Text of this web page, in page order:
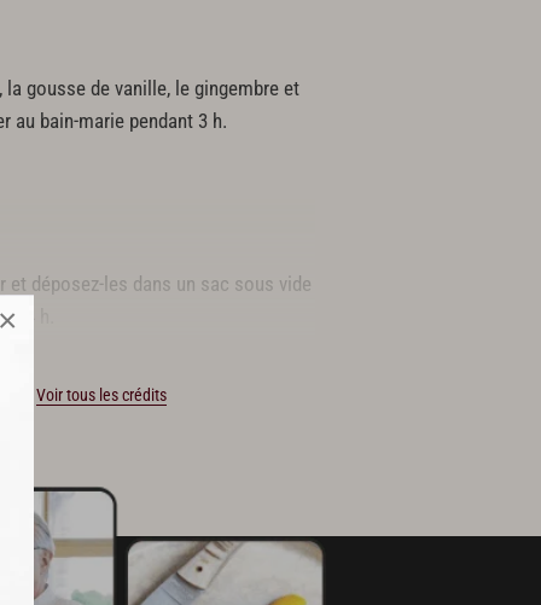
×
gousse de vanille, le gingembre et
au bain-marie pendant 3 h.
et déposez-les dans un sac sous vide
h.
Voir tous les crédits